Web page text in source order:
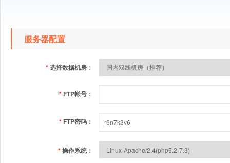
服务器配置
*选择数据机房：
* FTP帐号：
* FTP密码：
*操作系统：